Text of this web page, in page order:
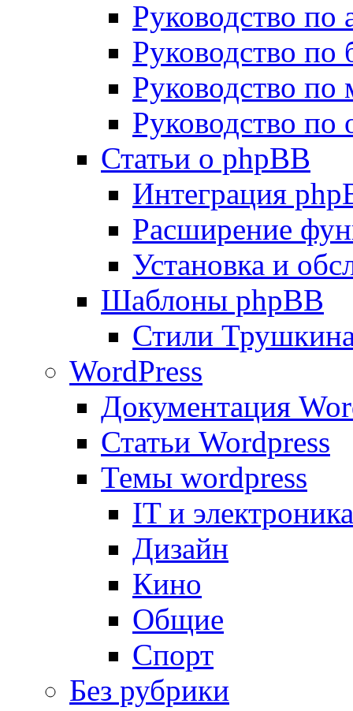
Руководство
Руководство по
Руководство
Руководство
Статьи о phpBB
Интеграция
Расширение
Установка и
Шаблоны phpBB
Стили
WordPress
Документация
Статьи Wordpress
Темы wordpress
IT и электроника
Дизайн
Кино
Общие
Спорт
Без рубрики